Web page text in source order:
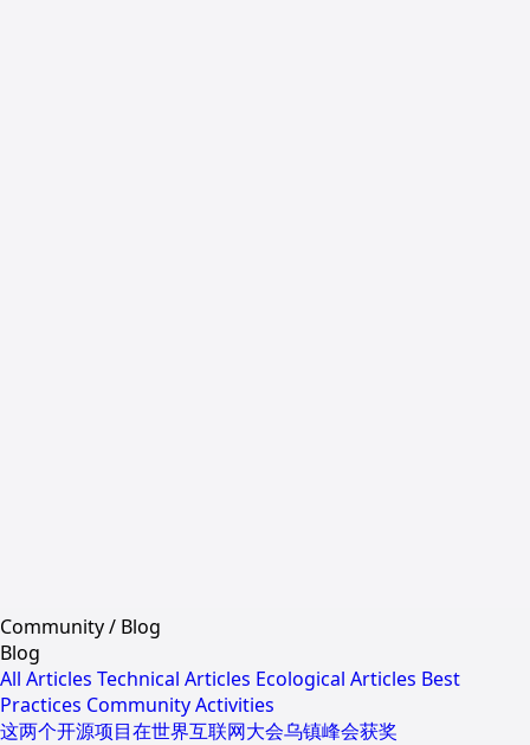
Community/ Blog
Blog
All Articles Technical Articles Ecological Articles Best
Practices Community Activities
这两个开源项目在世界互联网大会乌镇峰会获奖